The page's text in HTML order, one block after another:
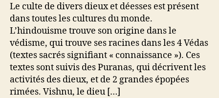
Le culte de divers dieux et déesses est présent
dans toutes les cultures du monde.
L’hindouisme trouve son origine dans le
védisme, qui trouve ses racines dans les 4 Védas
(textes sacrés signifiant « connaissance »). Ces
textes sont suivis des Puranas, qui décrivent les
activités des dieux, et de 2 grandes épopées
rimées. Vishnu, le dieu […]